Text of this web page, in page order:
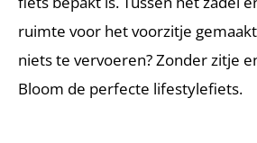
ruimte voor het voorzitje
niets te vervoeren? Zonder zitje
Bloom de perfecte lifestylefiets.